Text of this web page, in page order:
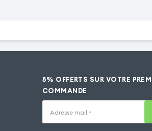
5% OFFERTS SUR VOTRE
COMMANDE
Adresse mail *